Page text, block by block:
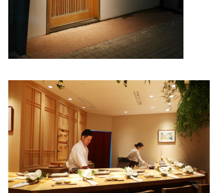
關於Yilan
個人著作
活動實況記錄
合作與代言
訂閱電子報